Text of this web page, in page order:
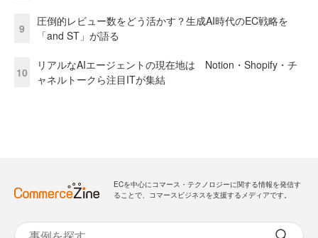
9
圧倒的レビュー数をどう活かす？生成AI時代のEC戦略を
「and ST」が語る
10
リアルなAIエージェントの現在地は Notion・Shopify・チ
ャネルトークら注目ITが集結
ECを中心にコマース・テクノロジーに関する情報を発信す
ることで、コマースビジネスを支援するメディアです。